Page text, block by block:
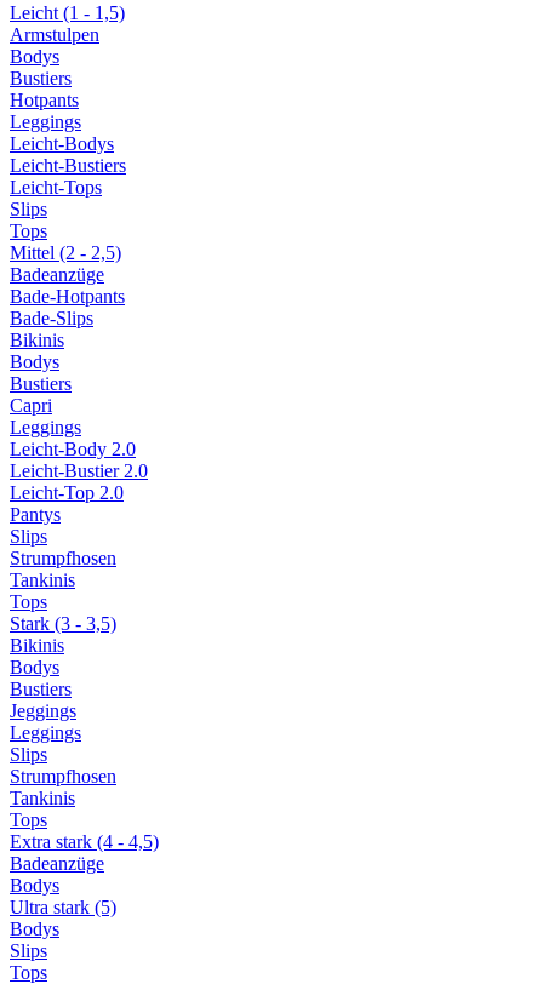
Leicht (1 - 1,5)
Armstulpen
Bodys
Bustiers
Hotpants
Leggings
Leicht-Bodys
Leicht-Bustiers
Leicht-Tops
Slips
Tops
Mittel (2 - 2,5)
Badeanzüge
Bade-Hotpants
Bade-Slips
Bikinis
Bodys
Bustiers
Capri
Leggings
Leicht-Body 2.0
Leicht-Bustier 2.0
Leicht-Top 2.0
Pantys
Slips
Strumpfhosen
Tankinis
Tops
Stark (3 - 3,5)
Bikinis
Bodys
Bustiers
Jeggings
Leggings
Slips
Strumpfhosen
Tankinis
Tops
Extra stark (4 - 4,5)
Badeanzüge
Bodys
Ultra stark (5)
Bodys
Slips
Tops